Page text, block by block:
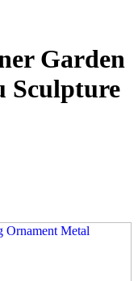
Garden
Sculpture